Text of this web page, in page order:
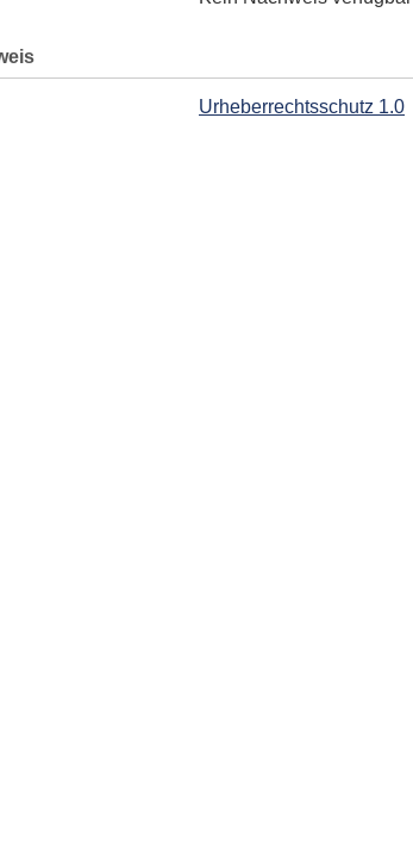
Urheberrechtsschutz 1.0